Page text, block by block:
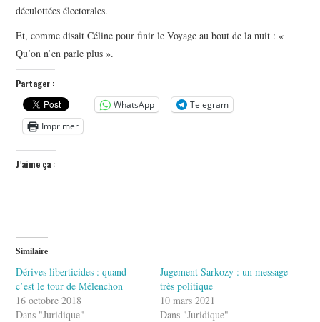
déculottées électorales.
Et, comme disait Céline pour finir le Voyage au bout de la nuit : «
Qu’on n’en parle plus ».
Partager :
WhatsApp
Telegram
Imprimer
J’aime ça :
Similaire
Dérives liberticides : quand
c’est le tour de Mélenchon
16 octobre 2018
Dans "Juridique"
Jugement Sarkozy : un message
très politique
10 mars 2021
Dans "Juridique"